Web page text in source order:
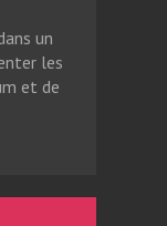
un
les
et de